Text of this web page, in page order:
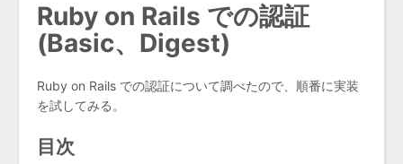
Ruby on Rails での認証
(Basic、Digest)
Ruby on Rails での認証について調べたので、順番に実装
を試してみる。
目次